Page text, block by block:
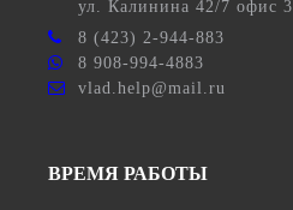
ул. Калинина 42/7 офис 3
8 (423) 2-944-883
8 908-994-4883
vlad.help@mail.ru
ВРЕМЯ РАБОТЫ